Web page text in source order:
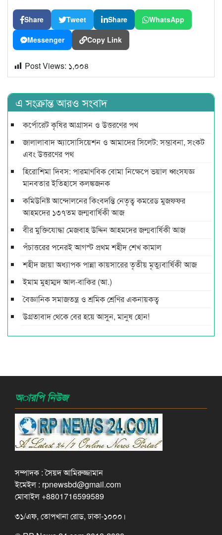
Share Tweet Share WhatsApp
Messenger Copy Link
Post Views: ১,০০৪
এ সংক্রান্ত আরও সংবাদ
কর্পোরেট কৃষির আগ্রাসন ও উত্তরণের পথ
জালালাবাদ অ্যাসোসিয়েশন ও আমাদের সিলেট: সম্ভাবনা, সংকট
এবং উত্তরণের পথ
হিরোশিমা দিবস: পারমাণবিক বোমা নিক্ষেপে ভয়াল ধ্বংসযজ্ঞ
মানবতার ইতিহাসে কলঙ্কজনক
কমিউনিষ্ট আন্দোলনের কিংবদন্তি নেতৃত্ব কমরেড মুজফ্ফর
আহমদের ১৩৭তম জন্মবার্ষিকী আজ
বীর মুক্তিযোদ্ধা মেজবাহ উদ্দিন আহমদের জন্মবার্ষিকী আজ
পঁচাত্তরের পনেরই আগস্ট প্রথম শহীদ শেখ কামাল
শহীদ জায়া অধ্যাপক পান্না কায়সারের তৃতীয় মৃত্যুবার্ষিকী আজ
ইমাম মুহাম্মদ আল-বাকির (আ.)
বৈজ্ঞানিক সমাজতন্ত্র ও শ্রমিক শ্রেণির একনায়কত্ব‌
উগ্রতাবাদ থেকে বের হয়ে আসুন, মানুষ হোন!
অারপি নিউজ
সম্পাদক : সৈয়দ আমিরুজ্জামান
ইমেইল : rpnewsbd@gmail.com
মোবাইল +8801716599589
৩১/এফ, তোপখানা রোড, ঢাকা-১০০০।